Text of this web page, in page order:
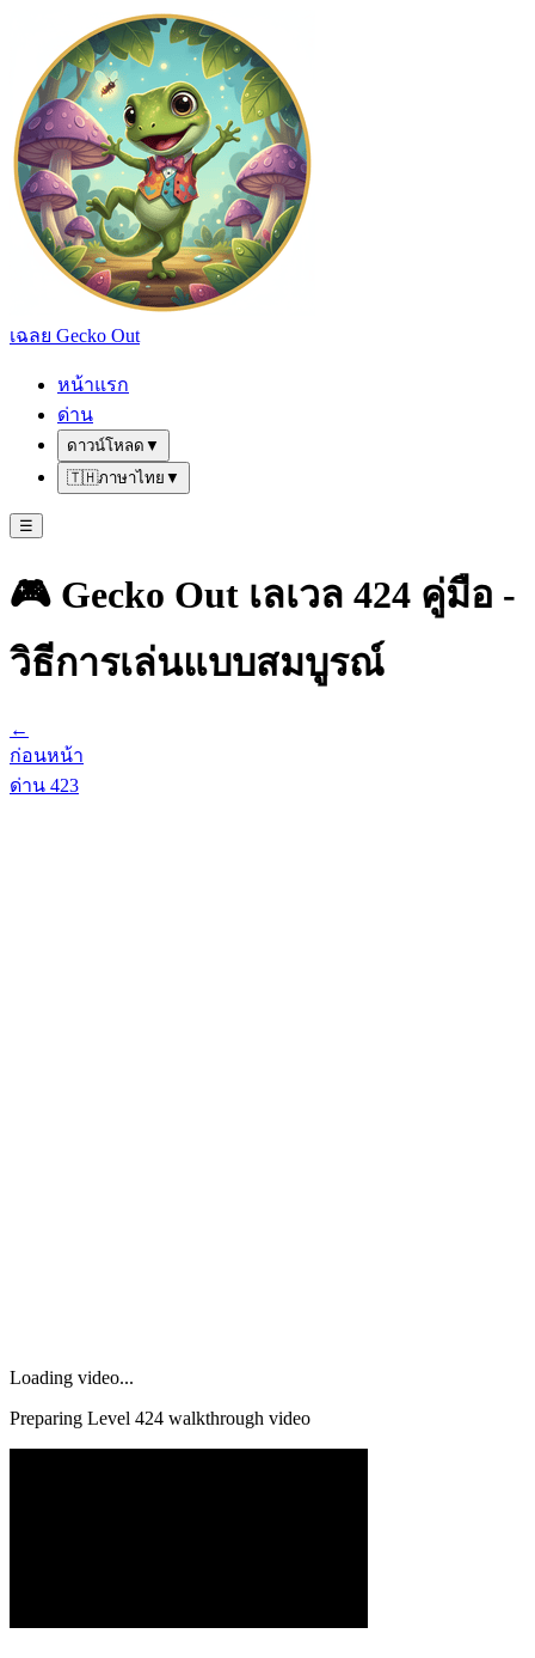
เฉลย Gecko Out
หน้าแรก
ด่าน
ดาวน์โหลด ▼
🇹🇭ภาษาไทย ▼
☰
🎮 Gecko Out เลเวล 424 คู่มือ -
วิธีการเล่นแบบสมบูรณ์
←
ก่อนหน้า
ด่าน 423
Loading video...
Preparing Level 424 walkthrough video